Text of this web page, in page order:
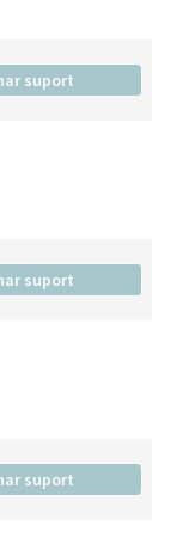
suport
suport
suport